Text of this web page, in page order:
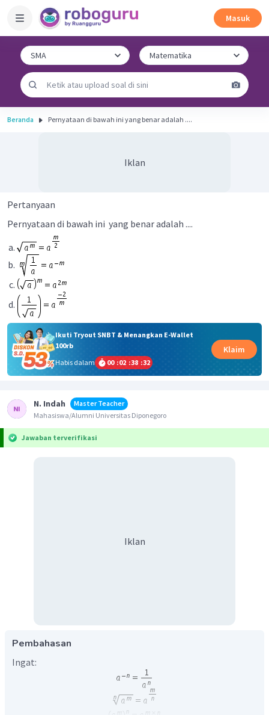
Masuk
Beranda Pernyataan di bawah ini yang benar adalah ....
Iklan
Pertanyaan
Pernyataan di bawah ini yang benar adalah ....
Ikuti Tryout SNBT & Menangkan E-Wallet
100rb
Habis dalam
00 :02 :38 :31
Klaim
N. Indah
Master Teacher
Mahasiswa/Alumni Universitas Diponegoro
Jawaban terverifikasi
Iklan
Pembahasan
Ingat: